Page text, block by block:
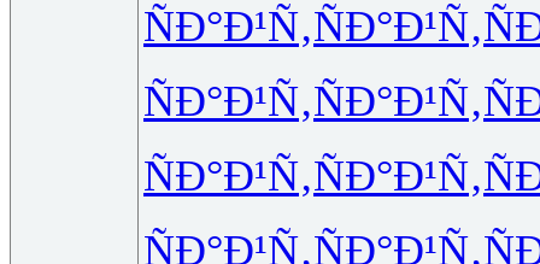
ÑÐ°Ð¹Ñ‚ÑÐ°Ð¹Ñ‚
ÑÐ°Ð¹Ñ‚ÑÐ°Ð¹Ñ‚
ÑÐ°Ð¹Ñ‚ÑÐ°Ð¹Ñ‚
ÑÐ°Ð¹Ñ‚ÑÐ°Ð¹Ñ‚